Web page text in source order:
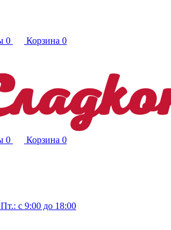
0 Корзина 0
0 Корзина 0
с 9:00 до 18:00